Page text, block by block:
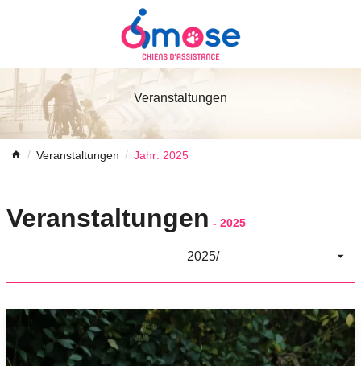
Veranstaltungen
Veranstaltungen Jahr: 2025
Veranstaltungen - 2025
2025/